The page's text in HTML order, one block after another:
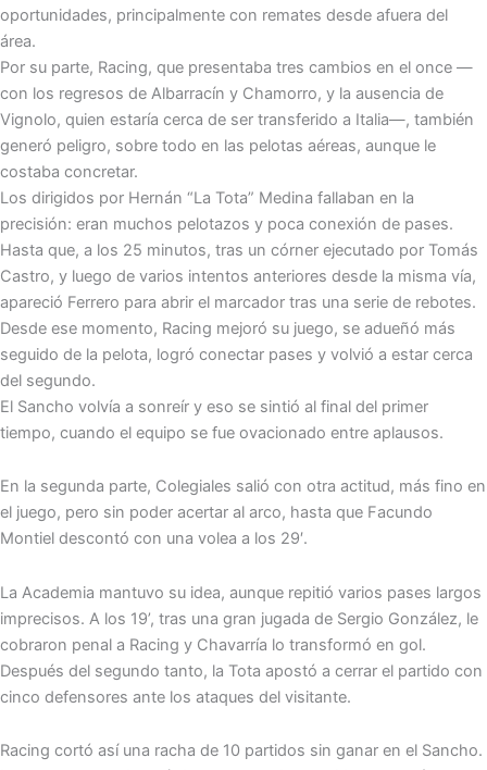
oportunidades, principalmente con remates desde afuera del
área.
Por su parte, Racing, que presentaba tres cambios en el once —
con los regresos de Albarracín y Chamorro, y la ausencia de
Vignolo, quien estaría cerca de ser transferido a Italia—, también
generó peligro, sobre todo en las pelotas aéreas, aunque le
costaba concretar.
Los dirigidos por Hernán “La Tota” Medina fallaban en la
precisión: eran muchos pelotazos y poca conexión de pases.
Hasta que, a los 25 minutos, tras un córner ejecutado por Tomás
Castro, y luego de varios intentos anteriores desde la misma vía,
apareció Ferrero para abrir el marcador tras una serie de rebotes.
Desde ese momento, Racing mejoró su juego, se adueñó más
seguido de la pelota, logró conectar pases y volvió a estar cerca
del segundo.
El Sancho volvía a sonreír y eso se sintió al final del primer
tiempo, cuando el equipo se fue ovacionado entre aplausos.
En la segunda parte, Colegiales salió con otra actitud, más fino en
el juego, pero sin poder acertar al arco, hasta que Facundo
Montiel descontó con una volea a los 29′.
La Academia mantuvo su idea, aunque repitió varios pases largos
imprecisos. A los 19’, tras una gran jugada de Sergio González, le
cobraron penal a Racing y Chavarría lo transformó en gol.
Después del segundo tanto, la Tota apostó a cerrar el partido con
cinco defensores ante los ataques del visitante.
Racing cortó así una racha de 10 partidos sin ganar en el Sancho.